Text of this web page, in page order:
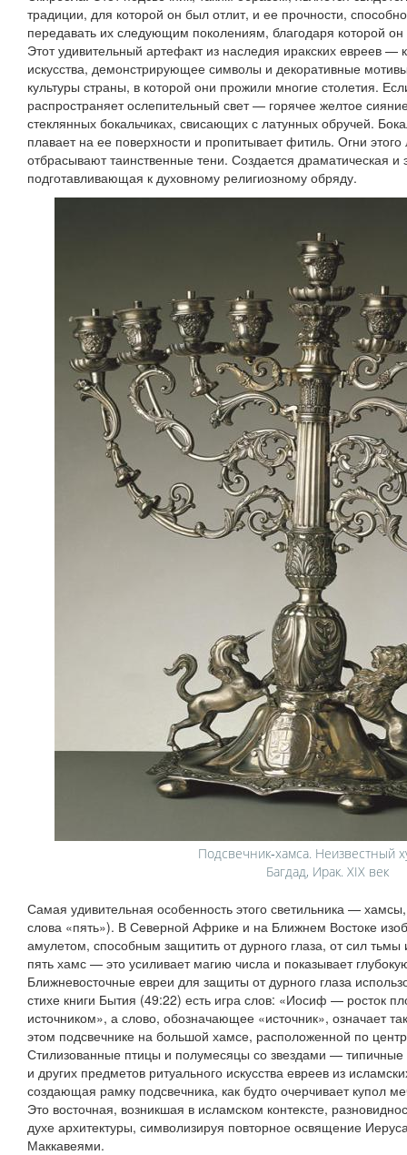
традиции, для которой он был отлит, и ее прочности,
передавать их следующим поколениям, благодаря которой
Этот удивительный артефакт из наследия иракских евреев —
искусства, демонстрирующее символы и декоративные
культуры страны, в которой они прожили многие столетия.
распространяет ослепительный свет — горячее желтое
стеклянных бокальчиках, свисающих с латунных обручей.
плавает на ее поверхности и пропитывает фитиль. Огни
отбрасывают таинственные тени. Создается драматическая
подготавливающая к духовному религиозному обряду.
Подсвечник‑хамса. Неизвестный
Багдад, Ирак. XIX век
Самая удивительная особенность этого светильника —
слова «пять»). В Северной Африке и на Ближнем Востоке
амулетом, способным защитить от дурного глаза, от сил
пять хамс — это усиливает магию числа и показывает
Ближневосточные евреи для защиты от дурного глаза
стихе книги Бытия (49:22) есть игра слов: «Иосиф — росток
источником», а слово, обозначающее «источник», означает
этом подсвечнике на большой хамсе, расположенной по
Стилизованные птицы и полумесяцы со звездами — типичные
и других предметов ритуального искусства евреев из
создающая рамку подсвечника, как будто очерчивает купол
Это восточная, возникшая в исламском контексте,
духе архитектуры, символизируя повторное освящение
Маккавеями.